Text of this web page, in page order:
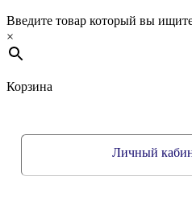
Введите товар который вы
×
Корзина
Личный